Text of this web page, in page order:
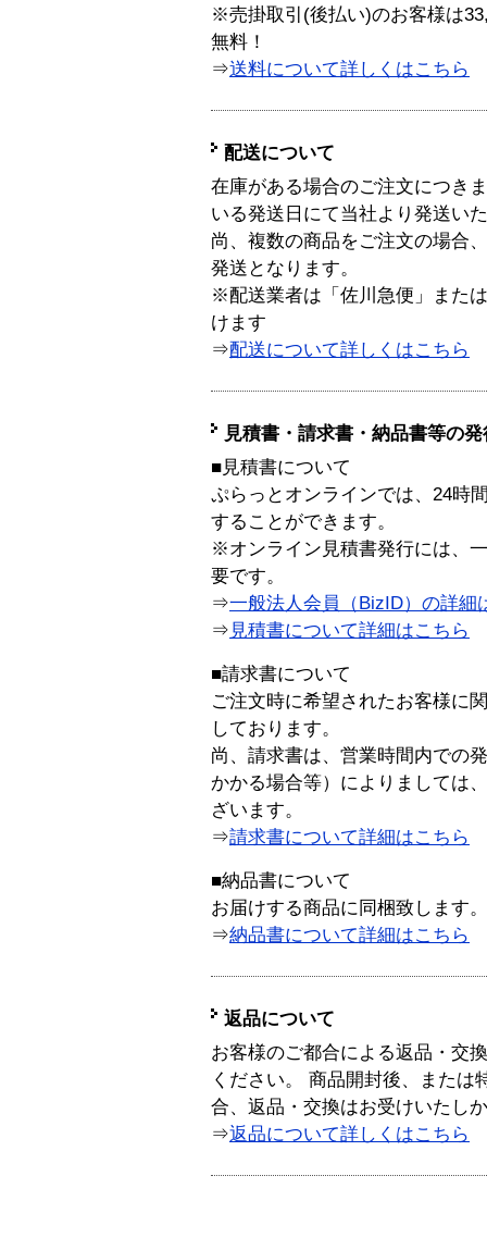
※売掛取引(後払い)のお客様は
無料！
⇒送料について詳しくはこちら
配送について
在庫がある場合のご注文につき
いる発送日にて当社より発送い
尚、複数の商品をご注文の場合
発送となります。
※配送業者は「佐川急便」また
けます
⇒配送について詳しくはこちら
見積書・請求書・納品書等の
■見積書について
ぷらっとオンラインでは、24時
することができます。
※オンライン見積書発行には、
要です。
⇒一般法人会員（BizID）の詳細
⇒ 見積書について詳細はこちら
■請求書について
ご注文時に希望されたお客様に
しております。
尚、請求書は、営業時間内での
かかる場合等）によりましては
ざいます。
⇒請求書について詳細はこちら
■納品書について
お届けする商品に同梱致します。
⇒納品書について詳細はこちら
返品について
お客様のご都合による返品・交
ください。 商品開封後、または
合、返品・交換はお受けいたし
⇒返品について詳しくはこちら